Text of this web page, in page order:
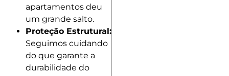
apartamentos deu
um grande salto.
Proteção Estrutural:
Seguimos cuidando
do que garante a
durabilidade do